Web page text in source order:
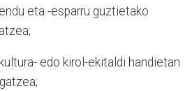
eta -esparru guztietako
edo kirol-ekitaldi handietan